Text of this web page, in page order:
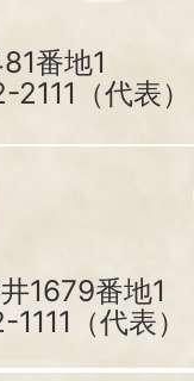
番地1
（代表）
1679番地1
（代表）